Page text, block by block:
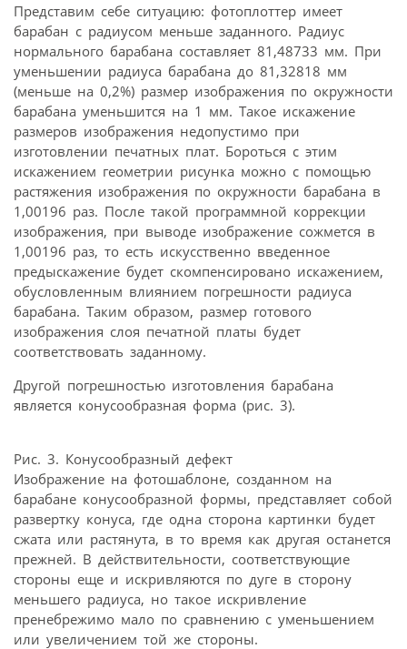
Представим себе ситуацию: фотоплоттер имеет
барабан с радиусом меньше заданного. Радиус
нормального барабана составляет 81,48733 мм. При
уменьшении радиуса барабана до 81,32818 мм
(меньше на 0,2%) размер изображения по окружности
барабана уменьшится на 1 мм. Такое искажение
размеров изображения недопустимо при
изготовлении печатных плат. Бороться с этим
искажением геометрии рисунка можно с помощью
растяжения изображения по окружности барабана в
1,00196 раз. После такой программной коррекции
изображения, при выводе изображение сожмется в
1,00196 раз, то есть искусственно введенное
предыскажение будет скомпенсировано искажением,
обусловленным влиянием погрешности радиуса
барабана. Таким образом, размер готового
изображения слоя печатной платы будет
соответствовать заданному.
Другой погрешностью изготовления барабана
является конусообразная форма (рис. 3).
Рис. 3. Конусообразный дефект
Изображение на фотошаблоне, созданном на
барабане конусообразной формы, представляет собой
развертку конуса, где одна сторона картинки будет
сжата или растянута, в то время как другая останется
прежней. В действительности, соответствующие
стороны еще и искривляются по дуге в сторону
меньшего радиуса, но такое искривление
пренебрежимо мало по сравнению с уменьшением
или увеличением той же стороны.